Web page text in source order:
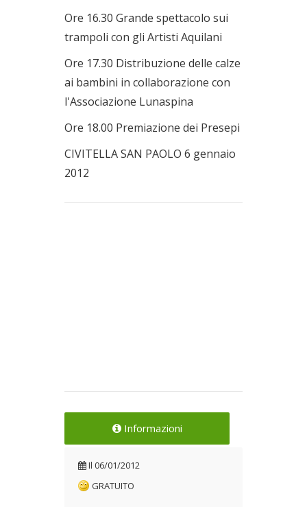
Ore 16.30 Grande spettacolo sui
trampoli con gli Artisti Aquilani
Ore 17.30 Distribuzione delle calze
ai bambini in collaborazione con
l'Associazione Lunaspina
Ore 18.00 Premiazione dei Presepi
CIVITELLA SAN PAOLO 6 gennaio
2012
Informazioni
Il 06/01/2012
GRATUITO